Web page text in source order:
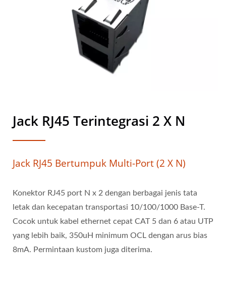
Jack RJ45 Terintegrasi 2 X N
Jack RJ45 Bertumpuk Multi-Port (2 X N)
Konektor RJ45 port N x 2 dengan berbagai jenis tata
letak dan kecepatan transportasi 10/100/1000 Base-T.
Cocok untuk kabel ethernet cepat CAT 5 dan 6 atau UTP
yang lebih baik, 350uH minimum OCL dengan arus bias
8mA. Permintaan kustom juga diterima.